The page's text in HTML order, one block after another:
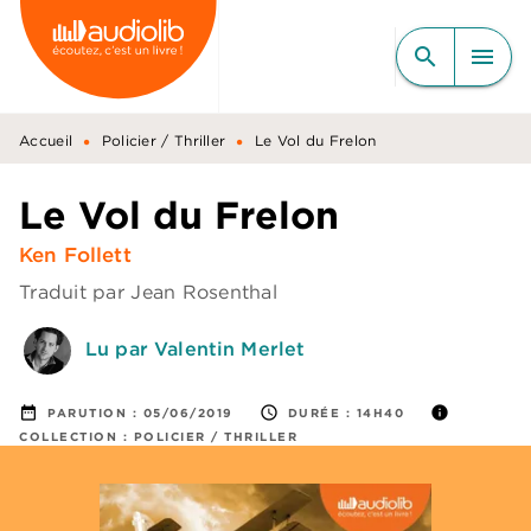
MENU RECHERCHE
CONTENU
PIED DE PAGE
search menu
Accueil • Policier / Thriller • Le Vol du Frelon
Le Vol du Frelon
Ken Follett
Traduit parJean Rosenthal
Lu par Valentin Merlet
date_range PARUTION : 05/06/2019 access_time DURÉE : 14H40 info
COLLECTION : POLICIER / THRILLER